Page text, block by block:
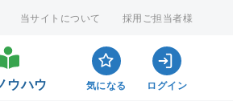
当サイトについて 採用ご担当者様
ウハウ 気になる ログイン